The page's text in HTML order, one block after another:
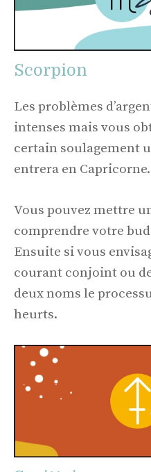
Scorpion
Les problèmes
intenses mais vous
certain soulagement
entrera en Capricorne.
Vous pouvez mettre
comprendre votre
Ensuite si vous
courant conjoint ou
deux noms le
heurts.